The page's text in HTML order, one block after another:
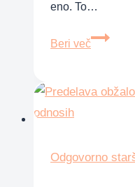
eno. To…
Beri več
žrtev
Odgovorno